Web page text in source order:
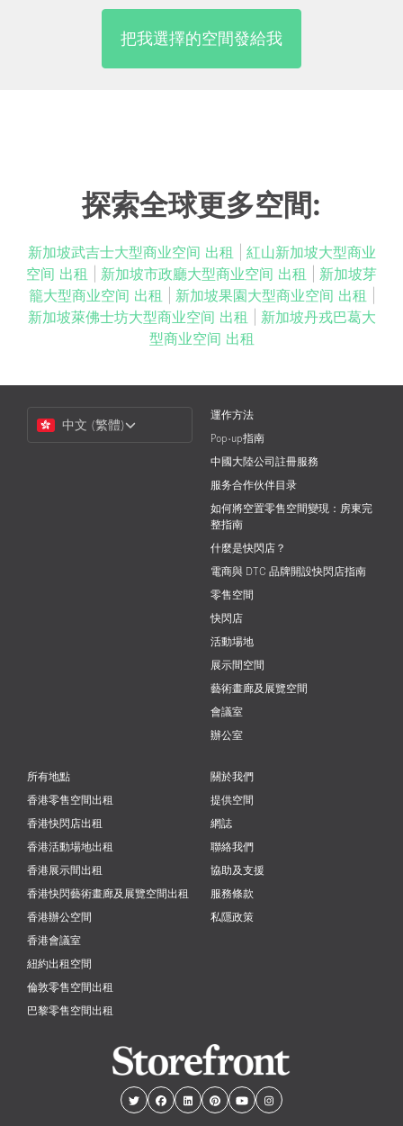
把我選擇的空間發給我
探索全球更多空間:
新加坡武吉士大型商业空间 出租
紅山新加坡大型商业
空间 出租
新加坡市政廳大型商业空间 出租
新加坡芽
籠大型商业空间 出租
新加坡果園大型商业空间 出租
新加坡萊佛士坊大型商业空间 出租
新加坡丹戎巴葛大
型商业空间 出租
Language
中文 (繁體)
運作方法
Pop-up指南
中國大陸公司註冊服務
服务合作伙伴目录
如何將空置零售空間變現：房東完
整指南
什麼是快閃店？
電商與 DTC 品牌開設快閃店指南
零售空間
快閃店
活動場地
展示間空間
藝術畫廊及展覽空間
會議室
辦公室
所有地點
香港零售空間出租
香港快閃店出租
香港活動場地出租
香港展示間出租
香港快閃藝術畫廊及展覽空間出租
香港辦公空間
香港會議室
紐約出租空間
倫敦零售空間出租
巴黎零售空間出租
關於我們
提供空間
網誌
聯絡我們
協助及支援
服務條款
私隱政策